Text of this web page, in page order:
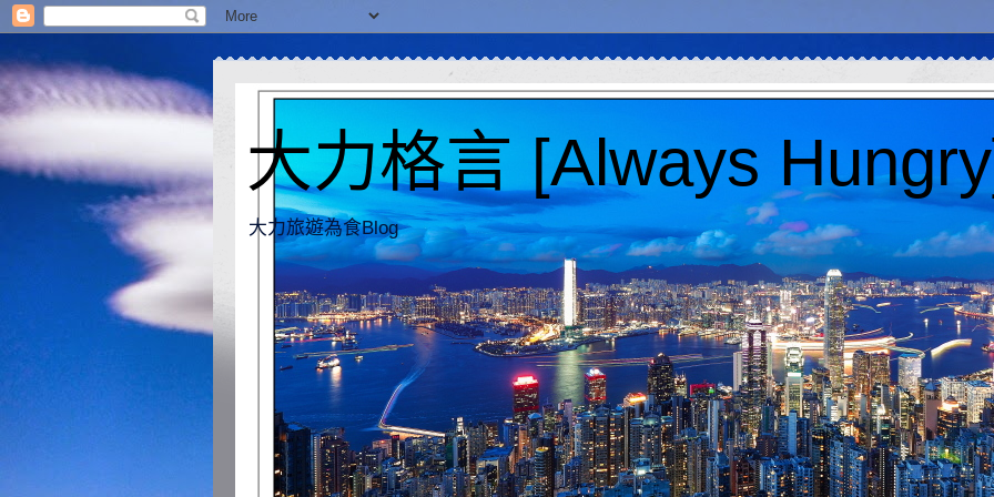
大力格言 [Always
大力旅遊為食Blog